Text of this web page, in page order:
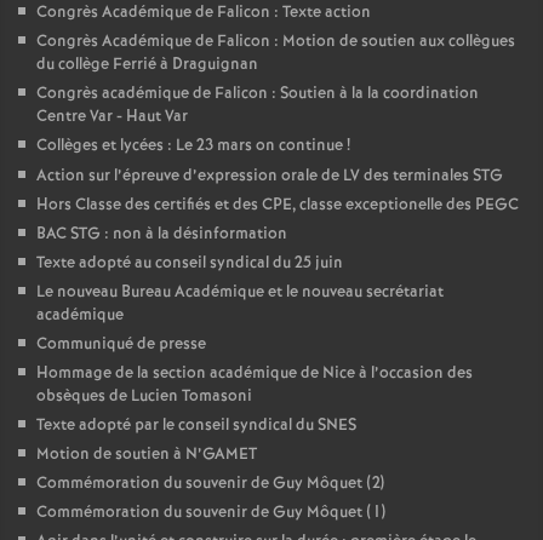
Congrès Académique de Falicon : Texte action
Congrès Académique de Falicon : Motion de soutien aux collègues
du collège Ferrié à Draguignan
Congrès académique de Falicon : Soutien à la la coordination
Centre Var - Haut Var
Collèges et lycées : Le 23 mars on continue!
Action sur l’épreuve d’expression orale de LV des terminales STG
Hors Classe des certifiés et des CPE, classe exceptionelle des PEGC
BAC STG : non à la désinformation
Texte adopté au conseil syndical du 25 juin
Le nouveau Bureau Académique et le nouveau secrétariat
académique
Communiqué de presse
Hommage de la section académique de Nice à l’occasion des
obsèques de Lucien Tomasoni
Texte adopté par le conseil syndical du SNES
Motion de soutien à N’GAMET
Commémoration du souvenir de Guy Môquet (2)
Commémoration du souvenir de Guy Môquet (1)